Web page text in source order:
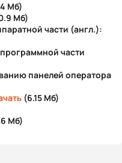
Мб)
Мб)
части (англ.):
части
панелей оператора
(6.15 Мб)
Мб)